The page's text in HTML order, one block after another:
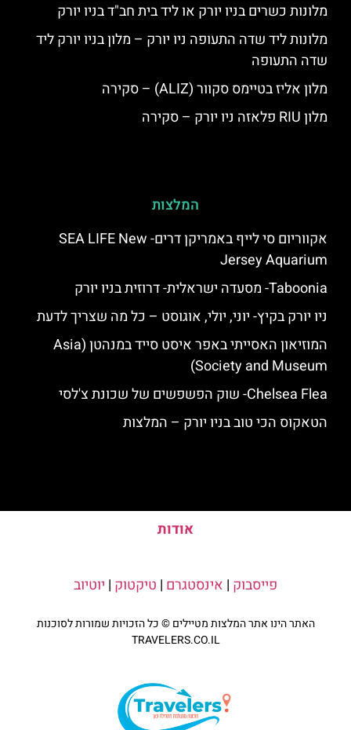
מלונות כשרים בניו יורק או ליד בית חב"ד בניו יורק
מלונות ליד שדה התעופה ניו יורק – מלון בניו יורק ליד
שדה התעופה
מלון אליז בטיימס סקוור (ALIZ) – סקירה
מלון RIU פלאזה ניו יורק – סקירה
המלצות
אקווריום סי לייף באמריקן דרים- SEA LIFE New
Jersey Aquarium
Taboonia- מסעדה ישראלית- דרוזית בניו יורק
ניו יורק בקיץ- יוני, יולי, אוגוסט – כל מה שצריך לדעת
המוזיאון האסייתי באפר איסט סייד במנהטן (Asia
Society and Museum)
Chelsea Flea- שוק הפשפשים של שכונת צ'לסי
הטאקוס הכי טוב בניו יורק – המלצות
אודות
פייסבוק | אינסטגרם | טיקטוק | יוטיוב
האתר הינו אתר המלצות מטיילים © כל הזכויות שמורות לסוכנות
TRAVELERS.CO.IL